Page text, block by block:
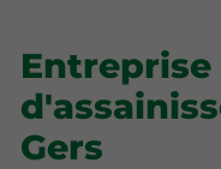
Entreprise
Gers